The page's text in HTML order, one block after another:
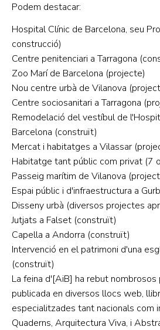
Podem destacar:
Hospital Clínic de Barcelona, seu
construcció)
Centre penitenciari a Tarragona
Zoo Marí de Barcelona (projecte)
Nou centre urbà de Vilanova
Centre sociosanitari a Tarragona
Remodelació del vestíbul de
Barcelona (construït)
Mercat i habitatges a Vilassar
Habitatge tant públic com privat (7
Passeig marítim de Vilanova
Espai públic i d'infraestructura a
Disseny urbà (diversos projectes
Jutjats a Falset (construït)
Capella a Andorra (construït)
Intervenció en el patrimoni d'una
(construït)
La feina d'[AiB] ha rebut
publicada en diversos llocs web,
especialitzades tant nacionals com
Quaderns, Arquitectura Viva, i